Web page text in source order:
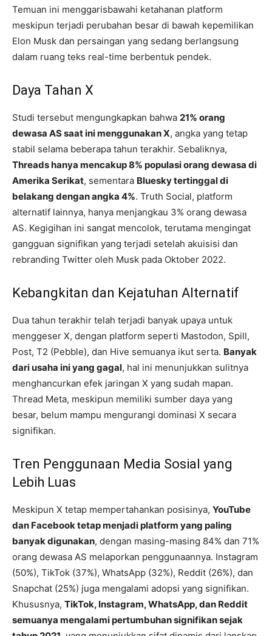
Temuan ini menggarisbawahi ketahanan platform
meskipun terjadi perubahan besar di bawah kepemilikan
Elon Musk dan persaingan yang sedang berlangsung
dalam ruang teks real-time berbentuk pendek.
Daya Tahan X
Studi tersebut mengungkapkan bahwa 21% orang
dewasa AS saat ini menggunakan X, angka yang tetap
stabil selama beberapa tahun terakhir. Sebaliknya,
Threads hanya mencakup 8% populasi orang dewasa di
Amerika Serikat, sementara Bluesky tertinggal di
belakang dengan angka 4%. Truth Social, platform
alternatif lainnya, hanya menjangkau 3% orang dewasa
AS. Kegigihan ini sangat mencolok, terutama mengingat
gangguan signifikan yang terjadi setelah akuisisi dan
rebranding Twitter oleh Musk pada Oktober 2022.
Kebangkitan dan Kejatuhan Alternatif
Dua tahun terakhir telah terjadi banyak upaya untuk
menggeser X, dengan platform seperti Mastodon, Spill,
Post, T2 (Pebble), dan Hive semuanya ikut serta. Banyak
dari usaha ini yang gagal, hal ini menunjukkan sulitnya
menghancurkan efek jaringan X yang sudah mapan.
Thread Meta, meskipun memiliki sumber daya yang
besar, belum mampu mengurangi dominasi X secara
signifikan.
Tren Penggunaan Media Sosial yang
Lebih Luas
Meskipun X tetap mempertahankan posisinya, YouTube
dan Facebook tetap menjadi platform yang paling
banyak digunakan, dengan masing-masing 84% dan 71%
orang dewasa AS melaporkan penggunaannya. Instagram
(50%), TikTok (37%), WhatsApp (32%), Reddit (26%), dan
Snapchat (25%) juga mengalami adopsi yang signifikan.
Khususnya, TikTok, Instagram, WhatsApp, dan Reddit
semuanya mengalami pertumbuhan signifikan sejak